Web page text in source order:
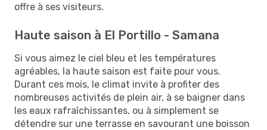
offre à ses visiteurs.
Haute saison à El Portillo - Samana
Si vous aimez le ciel bleu et les températures
agréables, la haute saison est faite pour vous.
Durant ces mois, le climat invite à profiter des
nombreuses activités de plein air, à se baigner dans
les eaux rafraîchissantes, ou à simplement se
détendre sur une terrasse en savourant une boisson